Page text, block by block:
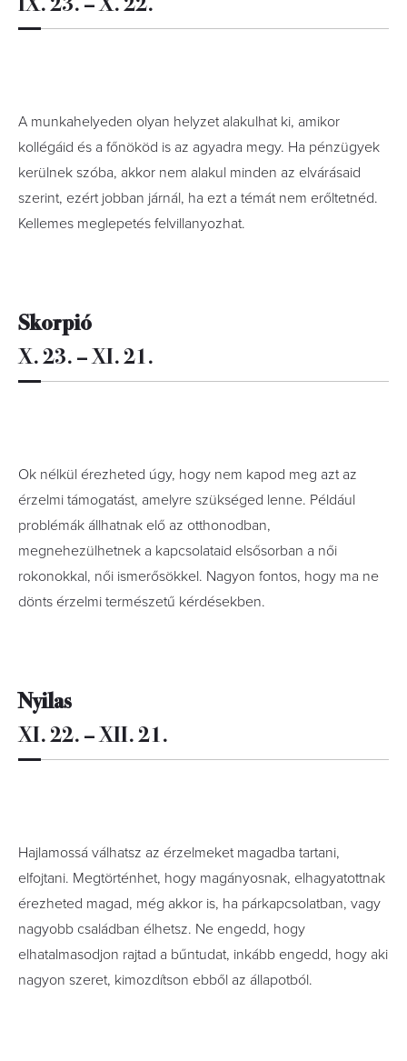
A munkahelyeden olyan helyzet alakulhat ki, amikor
kollégáid és a főnököd is az agyadra megy. Ha pénzügyek
kerülnek szóba, akkor nem alakul minden az elvárásaid
szerint, ezért jobban járnál, ha ezt a témát nem erőltetnéd.
Kellemes meglepetés felvillanyozhat.
Skorpió
X. 23. – XI. 21.
Ok nélkül érezheted úgy, hogy nem kapod meg azt az
érzelmi támogatást, amelyre szükséged lenne. Például
problémák állhatnak elő az otthonodban,
megnehezülhetnek a kapcsolataid elsősorban a női
rokonokkal, női ismerősökkel. Nagyon fontos, hogy ma ne
dönts érzelmi természetű kérdésekben.
Nyilas
XI. 22. – XII. 21.
Hajlamossá válhatsz az érzelmeket magadba tartani,
elfojtani. Megtörténhet, hogy magányosnak, elhagyatottnak
érezheted magad, még akkor is, ha párkapcsolatban, vagy
nagyobb családban élhetsz. Ne engedd, hogy
elhatalmasodjon rajtad a bűntudat, inkább engedd, hogy aki
nagyon szeret, kimozdítson ebből az állapotból.